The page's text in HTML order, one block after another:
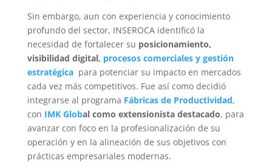
Sin embargo, aun con experiencia y conocimiento
profundo del sector, INSEROCA identificó la
necesidad de fortalecer su posicionamiento,
visibilidad digital, procesos comerciales y gestión
estratégica para potenciar su impacto en mercados
cada vez más competitivos. Fue así como decidió
integrarse al programa Fábricas de Productividad,
con IMK Global como extensionista destacado, para
avanzar con foco en la profesionalización de su
operación y en la alineación de sus objetivos con
prácticas empresariales modernas.